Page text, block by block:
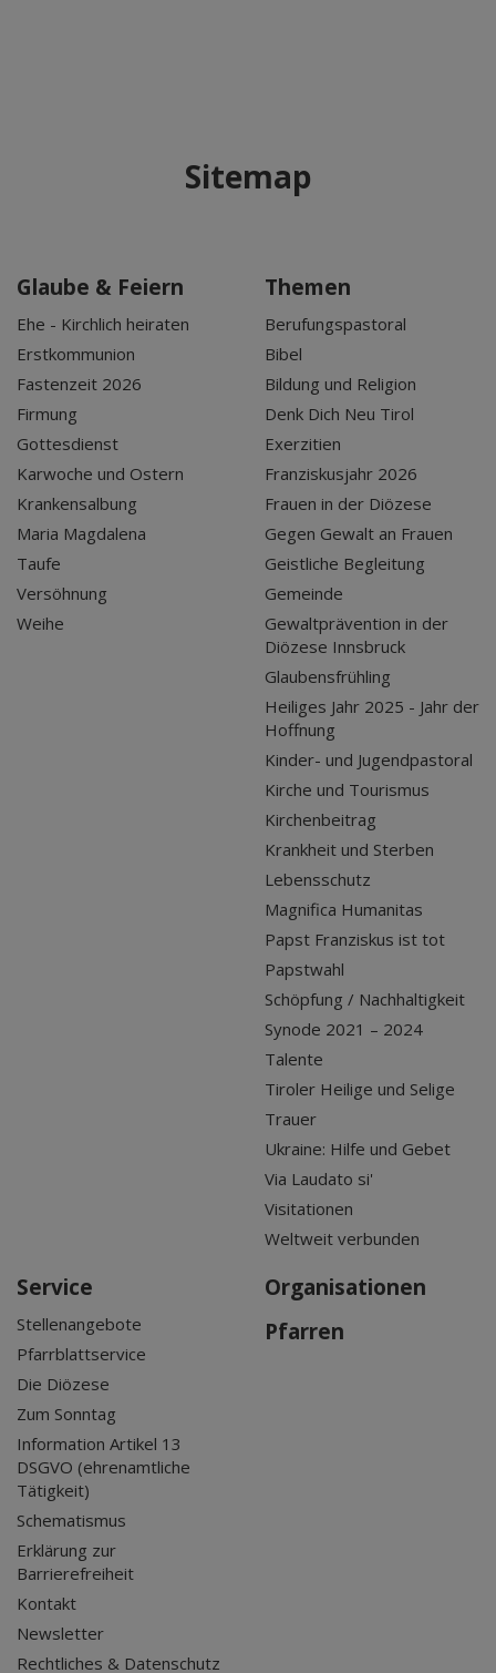
Sitemap
Glaube & Feiern
Ehe - Kirchlich heiraten
Erstkommunion
Fastenzeit 2026
Firmung
Gottesdienst
Karwoche und Ostern
Krankensalbung
Maria Magdalena
Taufe
Versöhnung
Weihe
Themen
Berufungspastoral
Bibel
Bildung und Religion
Denk Dich Neu Tirol
Exerzitien
Franziskusjahr 2026
Frauen in der Diözese
Gegen Gewalt an Frauen
Geistliche Begleitung
Gemeinde
Gewaltprävention in der
Diözese Innsbruck
Glaubensfrühling
Heiliges Jahr 2025 - Jahr der
Hoffnung
Kinder- und Jugendpastoral
Kirche und Tourismus
Kirchenbeitrag
Krankheit und Sterben
Lebensschutz
Magnifica Humanitas
Papst Franziskus ist tot
Papstwahl
Schöpfung / Nachhaltigkeit
Synode 2021 – 2024
Talente
Tiroler Heilige und Selige
Trauer
Ukraine: Hilfe und Gebet
Via Laudato si'
Visitationen
Weltweit verbunden
Service
Stellenangebote
Pfarrblattservice
Die Diözese
Zum Sonntag
Information Artikel 13
DSGVO (ehrenamtliche
Tätigkeit)
Schematismus
Erklärung zur
Barrierefreiheit
Kontakt
Newsletter
Rechtliches & Datenschutz
Organisationen
Pfarren